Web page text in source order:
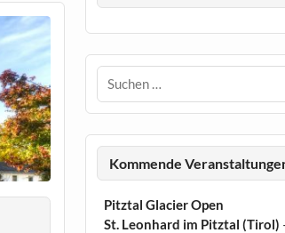
Kommende
Pitztal Glacier Open
St. Leonhard im Pitztal (Tirol)